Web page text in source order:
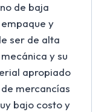
de baja
y
ser de alta
y su
apropiado
mercancías
bajo costo y